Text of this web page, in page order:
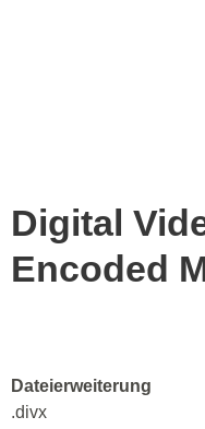
Digital
Encoded
Dateierweiterung
.divx